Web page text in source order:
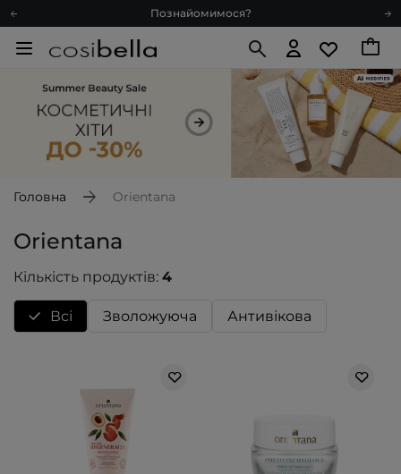
Познайомимося?
Доставка з любов'ю
Рекомендуй нас і отримуй ще більше балів
Запитай косметолога
Доставка з любов'ю
Головна Orientana
Orientana
Кількість продуктів: 4
Всі Зволожуюча Антивікова